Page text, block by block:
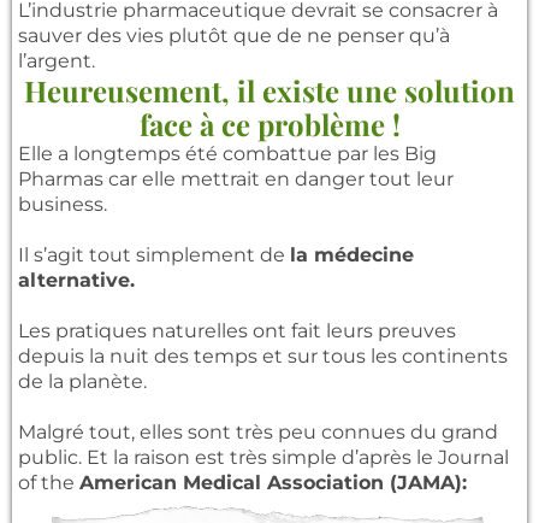
L’industrie pharmaceutique devrait se consacrer à
sauver des vies plutôt que de ne penser qu’à
l’argent.
Heureusement, il existe une solution
face à ce problème !
Elle a longtemps été combattue par les Big
Pharmas car elle mettrait en danger tout leur
business.
Il s’agit tout simplement de la médecine
alternative.
Les pratiques naturelles ont fait leurs preuves
depuis la nuit des temps et sur tous les continents
de la planète.
Malgré tout, elles sont très peu connues du grand
public. Et la raison est très simple d’après le Journal
of the American Medical Association (JAMA):